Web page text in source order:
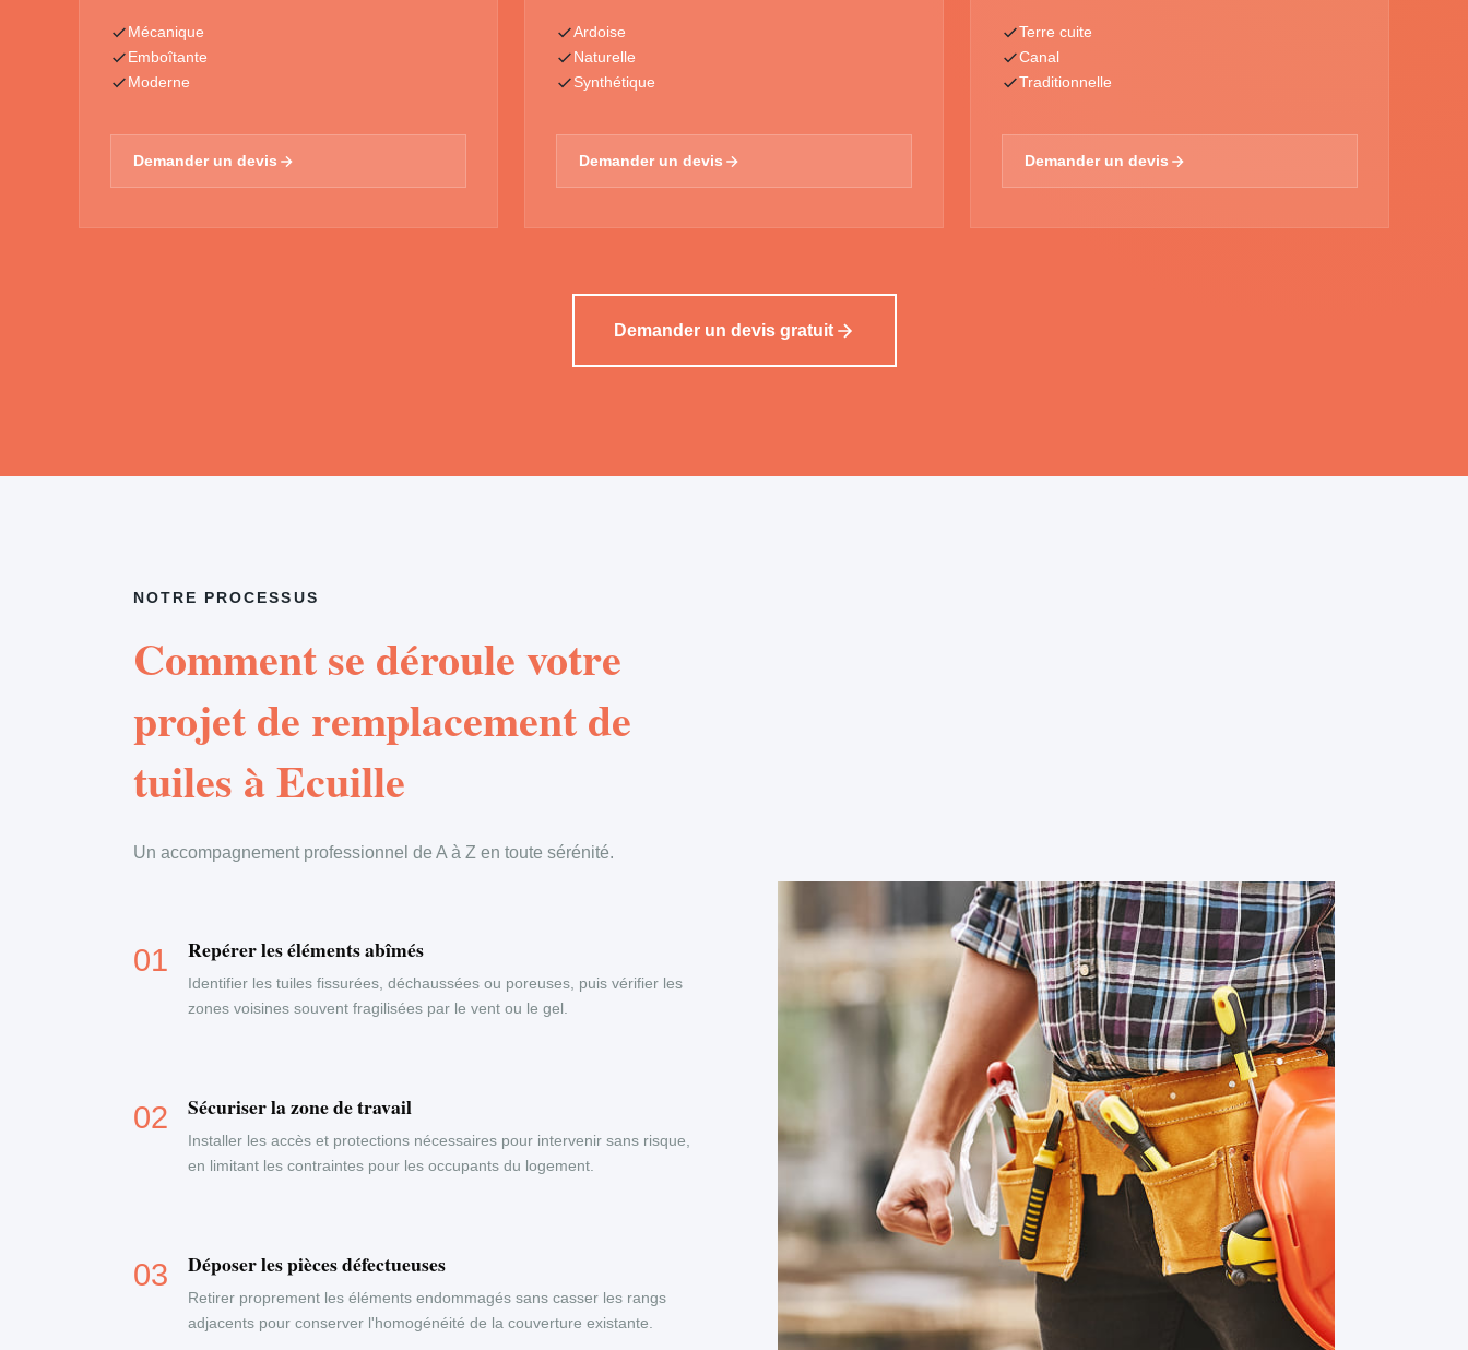
Mécanique
Emboîtante
Moderne
Demander un devis
Ardoise
Naturelle
Synthétique
Demander un devis
Terre cuite
Canal
Traditionnelle
Demander un devis
Demander un devis gratuit
NOTRE PROCESSUS
Comment se déroule votre
projet de remplacement de
tuiles à Ecuille
Un accompagnement professionnel de A à Z en toute sérénité.
Repérer les éléments abîmés
Identifier les tuiles fissurées, déchaussées ou poreuses, puis vérifier les
zones voisines souvent fragilisées par le vent ou le gel.
Sécuriser la zone de travail
Installer les accès et protections nécessaires pour intervenir sans risque,
en limitant les contraintes pour les occupants du logement.
Déposer les pièces défectueuses
Retirer proprement les éléments endommagés sans casser les rangs
adjacents pour conserver l'homogénéité de la couverture existante.